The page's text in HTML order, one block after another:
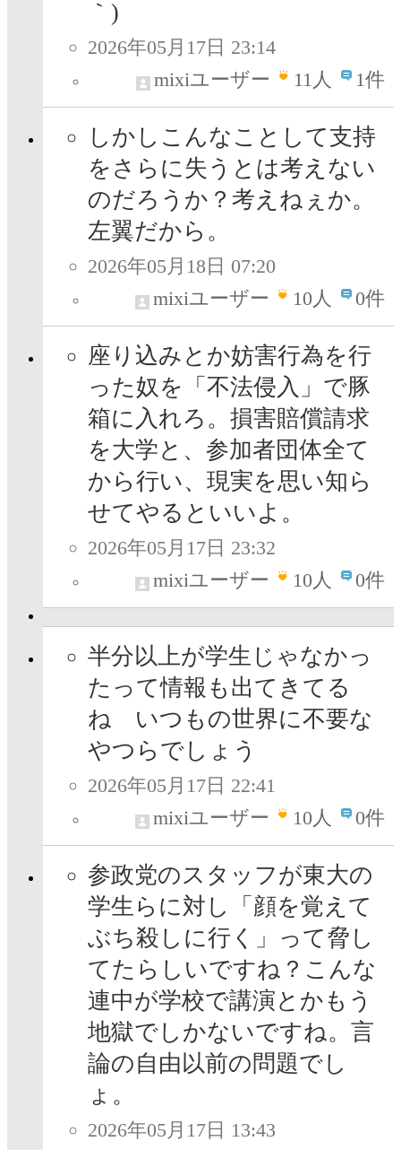
｀)
2026年05月17日 23:14
mixiユーザー
11人 1件
しかしこんなことして支持
をさらに失うとは考えない
のだろうか？考えねぇか。
左翼だから。
2026年05月18日 07:20
mixiユーザー
10人 0件
座り込みとか妨害行為を行
った奴を「不法侵入」で豚
箱に入れろ。損害賠償請求
を大学と、参加者団体全て
から行い、現実を思い知ら
せてやるといいよ。
2026年05月17日 23:32
mixiユーザー
10人 0件
半分以上が学生じゃなかっ
たって情報も出てきてる
ね いつもの世界に不要な
やつらでしょう
2026年05月17日 22:41
mixiユーザー
10人 0件
参政党のスタッフが東大の
学生らに対し「顔を覚えて
ぶち殺しに行く」って脅し
てたらしいですね？こんな
連中が学校で講演とかもう
地獄でしかないですね。言
論の自由以前の問題でし
ょ。
2026年05月17日 13:43